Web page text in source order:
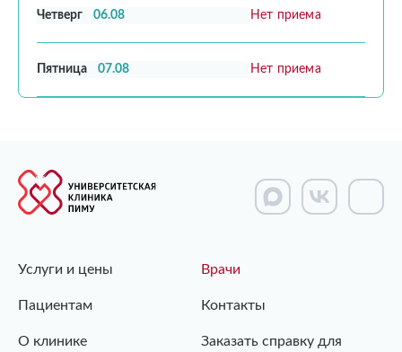
Четверг 06.08 Нет приема
Пятница 07.08 Нет приема
Услуги и цены Врачи
Пациентам Контакты
О клинике
Заказать справку для